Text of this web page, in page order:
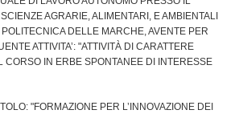
AGRARIE, ALIMENTARI, E AMBIENTALI
POLITECNICA DELLE MARCHE, AVENTE PER
ATTIVITA’: "ATTIVITÀ DI CARATTERE
CORSO IN ERBE SPONTANEE DI INTERESSE
"FORMAZIONE PER L’INNOVAZIONE DEI